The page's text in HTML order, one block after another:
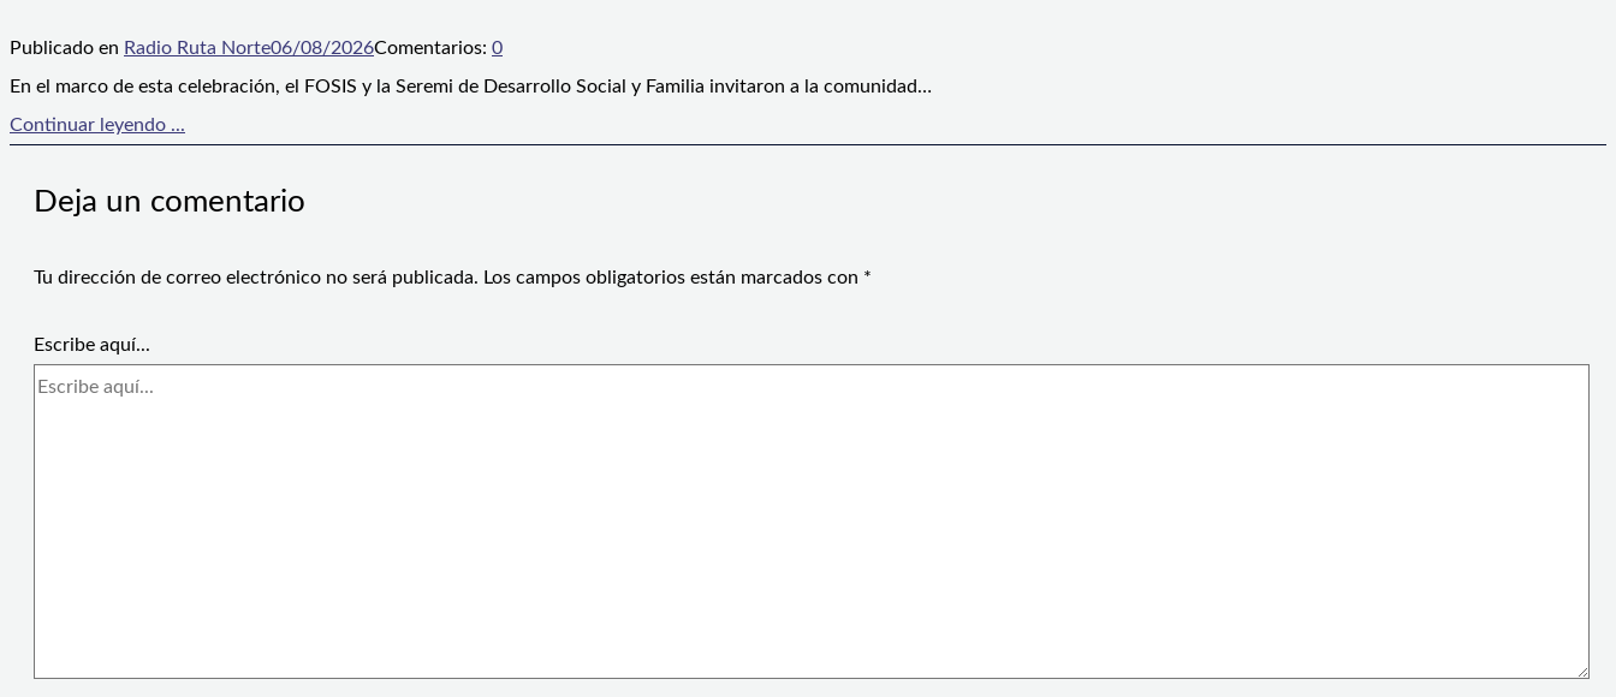
Publicado en Radio Ruta Norte06/08/2026Comentarios: 0
En el marco de esta celebración, el FOSIS y la Seremi de Desarrollo Social y Familia invitaron a la comunidad…
Continuar leyendo ...
Deja un comentario
Tu dirección de correo electrónico no será publicada. Los campos obligatorios están marcados con *
Escribe aquí...